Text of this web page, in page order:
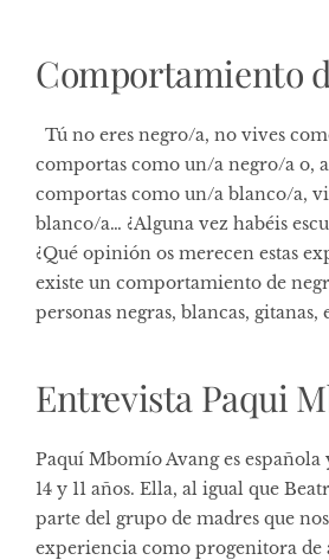
Comportamiento
Tú no eres negro/a, no vives
comportas como un/a negro/a o,
comportas como un/a blanco/a,
blanco/a… ¿Alguna vez habéis
¿Qué opinión os merecen estas
existe un comportamiento de
personas negras, blancas, gitanas,
Entrevista Paqui
Paquí Mbomío Avang es española
14 y 11 años. Ella, al igual que
parte del grupo de madres que
experiencia como progenitora de